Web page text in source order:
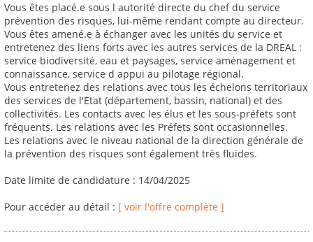
Vous êtes placé.e sous l autorité directe du chef du service
prévention des risques, lui-même rendant compte au directeur.
Vous êtes amené.e à échanger avec les unités du service et
entretenez des liens forts avec les autres services de la DREAL :
service biodiversité, eau et paysages, service aménagement et
connaissance, service d appui au pilotage régional.
Vous entretenez des relations avec tous les échelons territoriaux
des services de l'Etat (département, bassin, national) et des
collectivités. Les contacts avec les élus et les sous-préfets sont
fréquents. Les relations avec les Préfets sont occasionnelles.
Les relations avec le niveau national de la direction générale de
la prévention des risques sont également très fluides.
Date limite de candidature : 14/04/2025
Pour accéder au détail : [ voir l'offre complète ]